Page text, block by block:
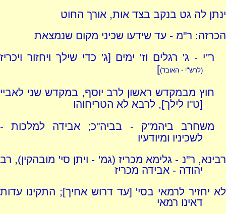
ינתן לה גט בנקב בצד אות, אורך החוט
הכרזה: ר"מ - עד שידעו שכיני מקום שנמצאת
ר"י - ג' רגלים וז' ימים [ג' כדי שילך ויחזור ויכריז
(לרש"י - האובד)]
חוץ מבמקדש ראשון לרב יוסף, במקדש שני לאביי
[ט"ו לילך], לרבא לא הטריחוהו
משחרב ביהמ"ק - בביה"כ; אבידה למלכות -
לשכיניו ומיודעיו
רבינא, ר"נ - גלימא מכריז (גמ' - ויתן סי' מובהקין), רב
יהודה - אבידה מכריז
לא יחזיר לרמאי בסי' [עד דרוש אחיך]; התקינו עדות
דאינו רמאי